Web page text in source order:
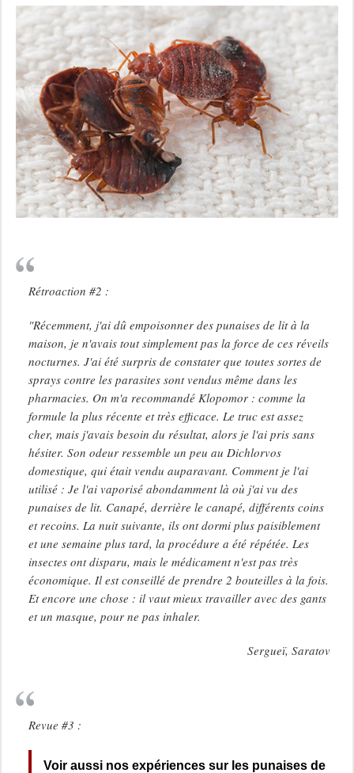
Rétroaction #2 :
"Récemment, j'ai dû empoisonner des punaises de lit à la
maison, je n'avais tout simplement pas la force de ces réveils
nocturnes. J'ai été surpris de constater que toutes sortes de
sprays contre les parasites sont vendus même dans les
pharmacies. On m'a recommandé Klopomor : comme la
formule la plus récente et très efficace. Le truc est assez
cher, mais j'avais besoin du résultat, alors je l'ai pris sans
hésiter. Son odeur ressemble un peu au Dichlorvos
domestique, qui était vendu auparavant. Comment je l'ai
utilisé : Je l'ai vaporisé abondamment là où j'ai vu des
punaises de lit. Canapé, derrière le canapé, différents coins
et recoins. La nuit suivante, ils ont dormi plus paisiblement
et une semaine plus tard, la procédure a été répétée. Les
insectes ont disparu, mais le médicament n'est pas très
économique. Il est conseillé de prendre 2 bouteilles à la fois.
Et encore une chose : il vaut mieux travailler avec des gants
et un masque, pour ne pas inhaler.
Sergueï, Saratov
Revue #3 :
Voir aussi nos expériences sur les punaises de